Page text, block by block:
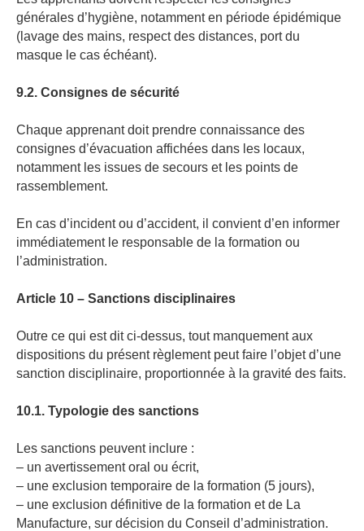
générales d’hygiène, notamment en période épidémique
(lavage des mains, respect des distances, port du
masque le cas échéant).
9.2. Consignes de sécurité
Chaque apprenant doit prendre connaissance des
consignes d’évacuation affichées dans les locaux,
notamment les issues de secours et les points de
rassemblement.
En cas d’incident ou d’accident, il convient d’en informer
immédiatement le responsable de la formation ou
l’administration.
Article 10 – Sanctions disciplinaires
Outre ce qui est dit ci-dessus, tout manquement aux
dispositions du présent règlement peut faire l’objet d’une
sanction disciplinaire, proportionnée à la gravité des faits.
10.1. Typologie des sanctions
Les sanctions peuvent inclure :
– un avertissement oral ou écrit,
– une exclusion temporaire de la formation (5 jours),
– une exclusion définitive de la formation et de La
Manufacture, sur décision du Conseil d’administration.